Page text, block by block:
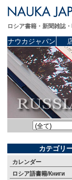
ロシア書籍・新聞雑誌
ナウカジャパン
カテゴリ
カレンダー
ロシア語書籍/Книги